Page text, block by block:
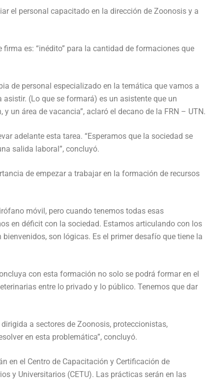
el personal capacitado en la dirección de Zoonosis y a
es: “inédito” para la cantidad de formaciones que
de personal especializado en la temática que vamos a
(Lo que se formará) es un asistente que un
un área de vacancia”, aclaró el decano de la FRN – UTN.
adelante esta tarea. “Esperamos que la sociedad se
salida laboral”, concluyó.
de empezar a trabajar en la formación de recursos
móvil, pero cuando tenemos todas esas
en déficit con la sociedad. Estamos articulando con los
son lógicas. Es el primer desafío que tiene la
con esta formación no solo se podrá formar en el
entre lo privado y lo público. Tenemos que dar
a sectores de Zoonosis, proteccionistas,
en esta problemática”, concluyó.
en el Centro de Capacitación y Certificación de
y Universitarios (CETU). Las prácticas serán en las